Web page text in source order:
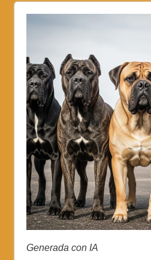
Generada con IA